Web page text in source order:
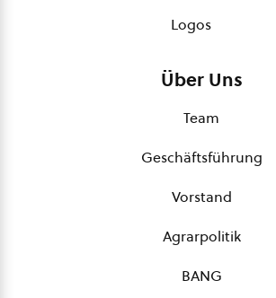
Logos
Über Uns
Team
Geschäftsführung
Vorstand
Agrarpolitik
BANG